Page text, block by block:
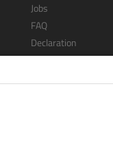
Jobs
FAQ
Declaration
Open Source